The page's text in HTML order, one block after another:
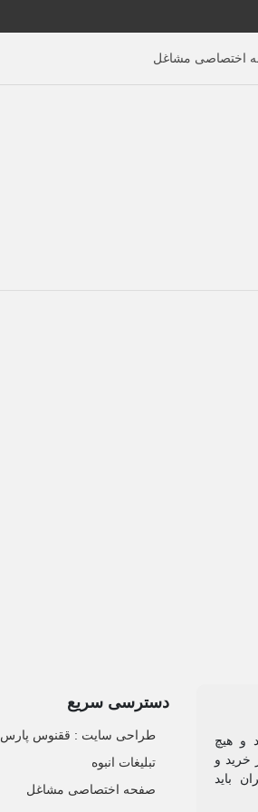
اختصاصی مشاغل
و هیچ
خرید و
باید
دسترسی سریع
طراحی سایت :‌ ققنوس پارس
تبلیغات انبوه
صفحه اختصاصی مشاغل